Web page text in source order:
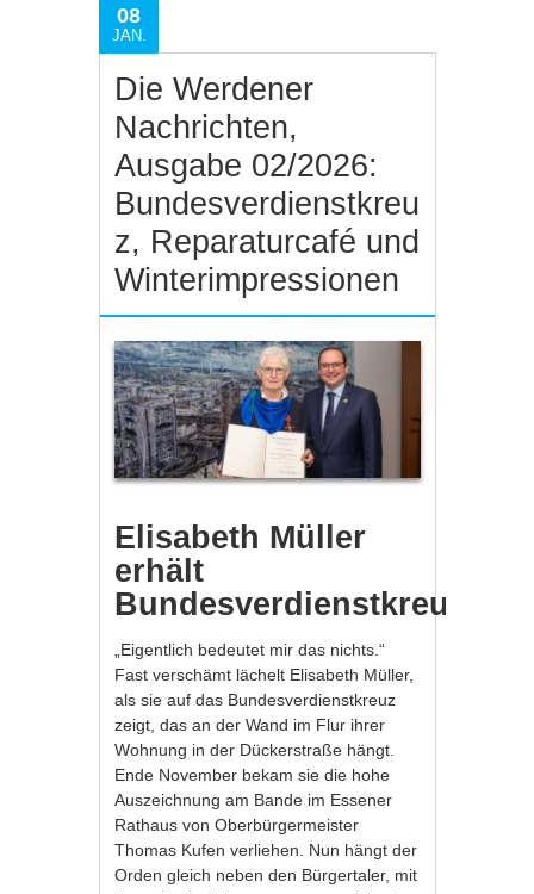
08
JAN.
Die Werdener
Nachrichten,
Ausgabe 02/2026:
Bundesverdienstkreu
z, Reparaturcafé und
Winterimpressionen
Elisabeth Müller
erhält
Bundesverdienstkreuz
„Eigentlich bedeutet mir das nichts.“
Fast verschämt lächelt Elisabeth Müller,
als sie auf das Bundesverdienstkreuz
zeigt, das an der Wand im Flur ihrer
Wohnung in der Dückerstraße hängt.
Ende November bekam sie die hohe
Auszeichnung am Bande im Essener
Rathaus von Oberbürgermeister
Thomas Kufen verliehen. Nun hängt der
Orden gleich neben den Bürgertaler, mit